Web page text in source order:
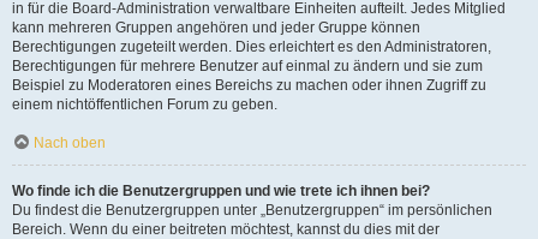
in für die Board-Administration verwaltbare Einheiten aufteilt. Jedes Mitglied
kann mehreren Gruppen angehören und jeder Gruppe können
Berechtigungen zugeteilt werden. Dies erleichtert es den Administratoren,
Berechtigungen für mehrere Benutzer auf einmal zu ändern und sie zum
Beispiel zu Moderatoren eines Bereichs zu machen oder ihnen Zugriff zu
einem nichtöffentlichen Forum zu geben.
Nach oben
Wo finde ich die Benutzergruppen und wie trete ich ihnen bei?
Du findest die Benutzergruppen unter „Benutzergruppen“ im persönlichen
Bereich. Wenn du einer beitreten möchtest, kannst du dies mit der